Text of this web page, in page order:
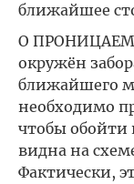
ближайшее
О
окружён
ближайшего
необходимо
чтобы обойти
видна на
Фактически,